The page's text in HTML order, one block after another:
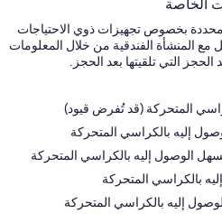
الخاصة
بخصوص تجهيزات ذوي الاحتياجات
مع المنشأة الفندقية من خلال المعلومات
الحجز التي تلقيتها بعد الحجز.
المتحركة (قد تُفرض قيود)
إليه بالكراسي المتحركة
الوصول إليه بالكراسي المتحركة
بالكراسي المتحركة
إليه بالكراسي المتحركة